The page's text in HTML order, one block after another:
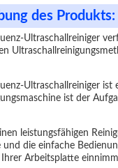
des Produkts:
Ultraschallreiniger
Ultraschallreiniger ist
ist der
leistungsfähigen
und die einfache
Arbeitsplatte